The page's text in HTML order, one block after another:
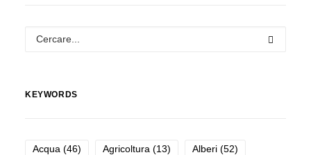
KEYWORDS
Acqua (46) Agricoltura (13) Alberi (52)